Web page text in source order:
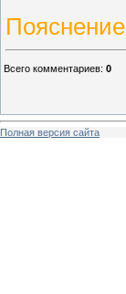
Всего комментариев: 0
Полная версия сайта